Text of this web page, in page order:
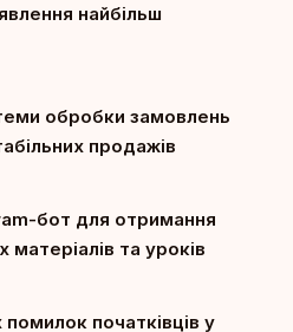
найбільш
обробки замовлень
продажів
бот для отримання
матеріалів та уроків
помилок початківців у